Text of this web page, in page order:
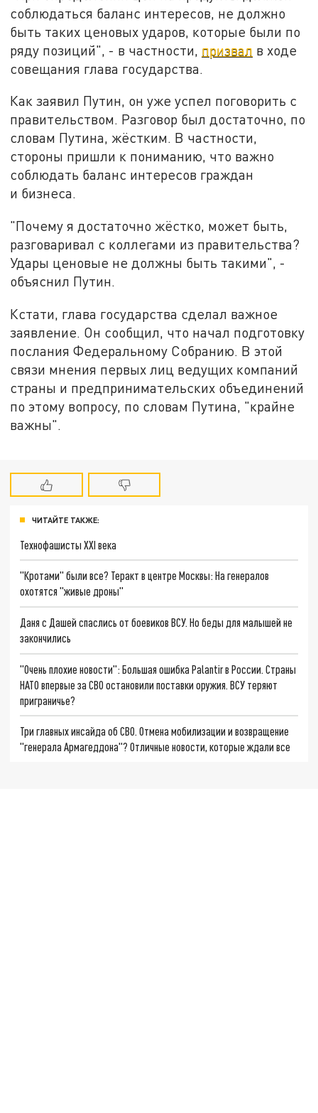
соблюдаться баланс интересов, не должно
быть таких ценовых ударов, которые были по
ряду позиций", - в частности, призвал в ходе
совещания глава государства.
Как заявил Путин, он уже успел поговорить с
правительством. Разговор был достаточно, по
словам Путина, жёстким. В частности,
стороны пришли к пониманию, что важно
соблюдать баланс интересов граждан
и бизнеса.
"Почему я достаточно жёстко, может быть,
разговаривал с коллегами из правительства?
Удары ценовые не должны быть такими", -
объяснил Путин.
Кстати, глава государства сделал важное
заявление. Он сообщил, что начал подготовку
послания Федеральному Собранию. В этой
связи мнения первых лиц ведущих компаний
страны и предпринимательских объединений
по этому вопросу, по словам Путина, "крайне
важны".
ЧИТАЙТЕ ТАКЖЕ:
Технофашисты XXI века
"Кротами" были все? Теракт в центре Москвы: На генералов
охотятся "живые дроны"
Даня с Дашей спаслись от боевиков ВСУ. Но беды для малышей не
закончились
"Очень плохие новости": Большая ошибка Palantir в России. Страны
НАТО впервые за СВО остановили поставки оружия. ВСУ теряют
приграничье?
Три главных инсайда об СВО. Отмена мобилизации и возвращение
"генерала Армагеддона"? Отличные новости, которые ждали все